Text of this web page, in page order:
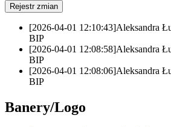
Rejestr zmian
[2026-04-01 12:10:43]Aleksandra
BIP
[2026-04-01 12:08:58]Aleksandra
BIP
[2026-04-01 12:08:06]Aleksandra
BIP
Banery/Logo